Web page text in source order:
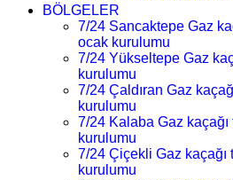
BÖLGELER
7/24 Sancaktepe Gaz
ocak kurulumu
7/24 Yükseltepe Gaz
kurulumu
7/24 Çaldıran Gaz
kurulumu
7/24 Kalaba Gaz
kurulumu
7/24 Çiçekli Gaz
kurulumu